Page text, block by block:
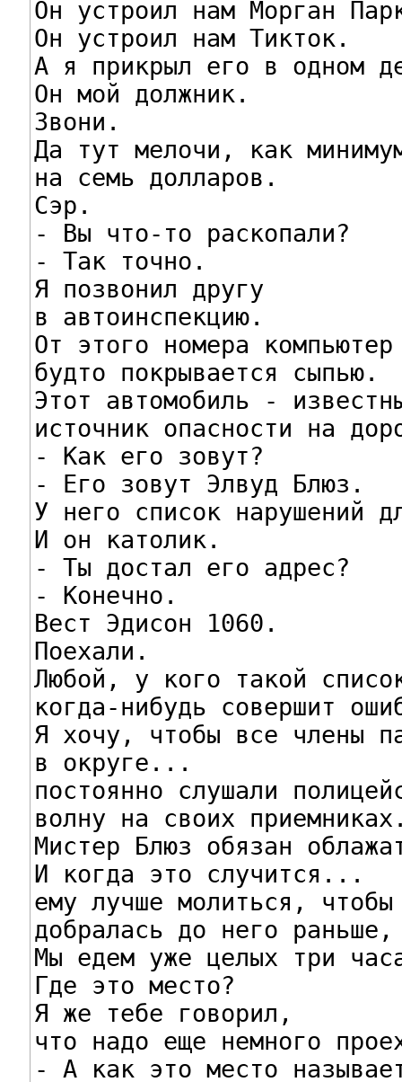
Он устроил нам Морган
Он устроил нам Тикток.
А я прикрыл его в одном
Он мой должник.
Звони.
Да тут мелочи, как
на семь долларов.
Сэр.
- Вы что-то раскопали?
- Так точно.
Я позвонил другу
в автоинспекцию.
От этого номера компьютер
будто покрывается сыпью.
Этот автомобиль -
источник опасности на
- Как его зовут?
- Его зовут Элвуд Блюз.
У него список нарушений
И он католик.
- Ты достал его адрес?
- Конечно.
Вест Эдисон 1060.
Поехали.
Любой, у кого такой
когда-нибудь совершит
Я хочу, чтобы все члены
в округе...
постоянно слушали
волну на своих
Мистер Блюз обязан
И когда это случится...
ему лучше молиться, чтобы
добралась до него
Мы едем уже целых три
Где это место?
Я же тебе говорил,
что надо еще немного
- А как это место